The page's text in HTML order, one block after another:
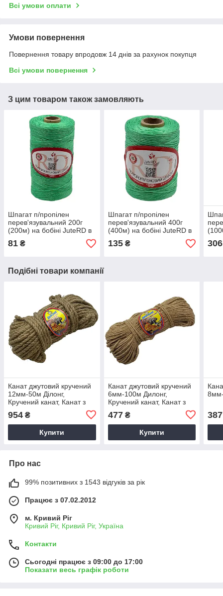
Всі умови оплати
Умови повернення
Повернення товару впродовж 14 днів за рахунок покупця
Всі умови повернення
З цим товаром також замовляють
Шпагат п/пропілен
перев'язувальний 200г
(200м) на бобіні JuteRD в
асорт. Міцний шпагат для
пакування
81 ₴
Шпагат п/пропілен
перев'язувальний 400г
(400м) на бобіні JuteRD в
асорт., Міцний шпагат для
пакування
135₴ 306
Подібні товари компанії
Канат джутовий кручений
12мм-50м Ділонг,
Кручений канат, Канат з
Канат для підвісу
954 ₴
Купити
Канат джутовий кручений
6мм-100м Дилонг,
Кручений канат, Канат з
Канат для підвісу
477₴
Купити
387
Про нас
99% позитивних з 1543 відгуків за рік
Працює з 07.02.2012
м. Кривий Ріг
Кривий Ріг, Кривий Ріг, Україна
Контакти
Сьогодні працює з 09:00 до 17:00
Показати весь графік роботи